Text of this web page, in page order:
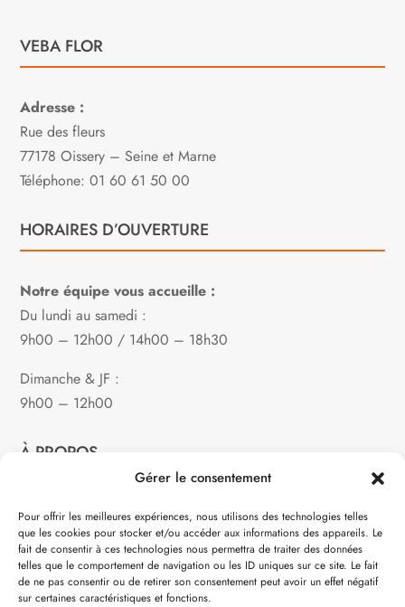
Gérer le consentement
Pour offrir les meilleures expériences, nous utilisons des technologies telles
que les cookies pour stocker et/ou accéder aux informations des appareils. Le
fait de consentir à ces technologies nous permettra de traiter des données
telles que le comportement de navigation ou les ID uniques sur ce site. Le fait
de ne pas consentir ou de retirer son consentement peut avoir un effet négatif
sur certaines caractéristiques et fonctions.
VEBA FLOR
Adresse :
Rue des fleurs
77178 Oissery – Seine et Marne
Téléphone: 01 60 61 50 00
HORAIRES D’OUVERTURE
Notre équipe vous accueille :
Du lundi au samedi :
9h00 – 12h00 / 14h00 – 18h30
Dimanche & JF :
9h00 – 12h00
À PROPOS
Notre philosophie
Contact
Partenaire de: